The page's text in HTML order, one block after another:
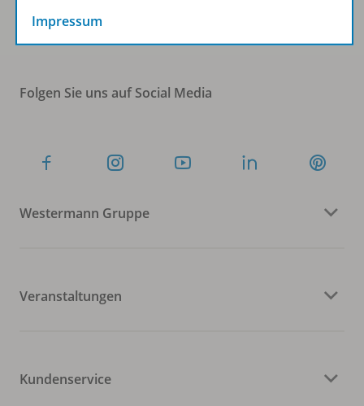
Zum Newsletter anmelden
Folgen Sie uns auf Social Media
Westermann Gruppe
Veranstaltungen
Kundenservice
Impressum